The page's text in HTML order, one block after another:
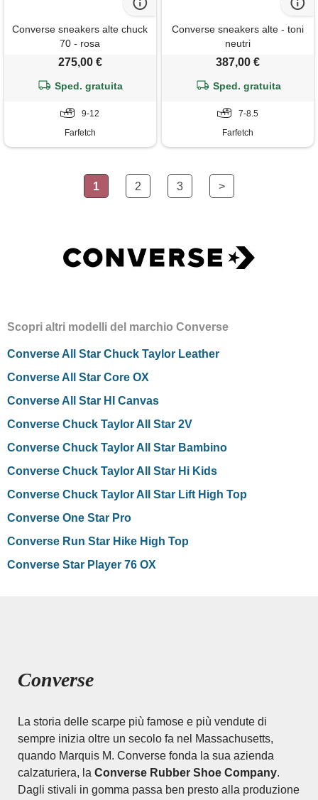
Converse sneakers alte chuck
70 - rosa
275,00 €
Sped. gratuita
9-12
Farfetch
Converse sneakers alte - toni
neutri
387,00 €
Sped. gratuita
7-8.5
Farfetch
1 2 3 >
Scopri altri modelli del marchio Converse
Converse All Star Chuck Taylor Leather
Converse All Star Core OX
Converse All Star HI Canvas
Converse Chuck Taylor All Star 2V
Converse Chuck Taylor All Star Bambino
Converse Chuck Taylor All Star Hi Kids
Converse Chuck Taylor All Star Lift High Top
Converse One Star Pro
Converse Run Star Hike High Top
Converse Star Player 76 OX
Converse
La storia delle scarpe più famose e più vendute di
sempre inizia oltre un secolo fa nel Massachusetts,
quando Marquis M. Converse fonda la sua azienda
calzaturiera, la Converse Rubber Shoe Company.
Dagli stivali in gomma passa ben presto alla produzione